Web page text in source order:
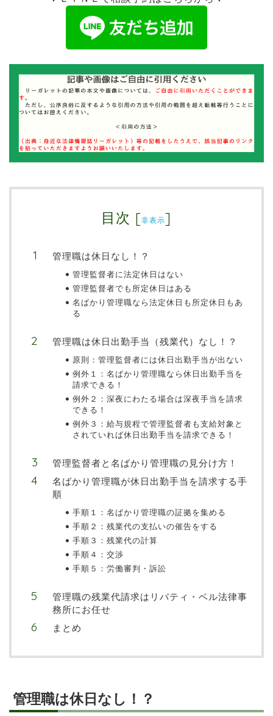
目次 [非表示]
管理職は休日なし！？
管理監督者に法定休日はない
管理監督者でも所定休日はある
名ばかり管理職なら法定休日も所定休日もあ
る
管理職は休日出勤手当（残業代）なし！？
原則：管理監督者には休日出勤手当が出ない
例外１：名ばかり管理職なら休日出勤手当を
請求できる！
例外２：深夜にわたる場合は深夜手当を請求
できる！
例外３：給与規程で管理監督者も支給対象と
されていれば休日出勤手当を請求できる！
管理監督者と名ばかり管理職の見分け方！
名ばかり管理職が休日出勤手当を請求する手
順
手順１：名ばかり管理職の証拠を集める
手順２：残業代の支払いの催告をする
手順３：残業代の計算
手順４：交渉
手順５：労働審判・訴訟
管理職の残業代請求はリバティ・ベル法律事
務所にお任せ
まとめ
管理職は休日なし！？